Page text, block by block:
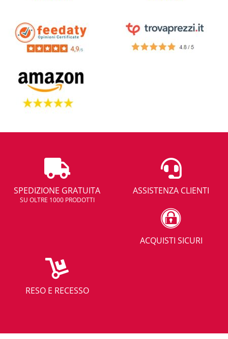
SPEDIZIONE GRATUITA
SU OLTRE 1000 PRODOTTI
ASSISTENZA CLIENTI
ACQUISTI SICURI
RESO E RECESSO